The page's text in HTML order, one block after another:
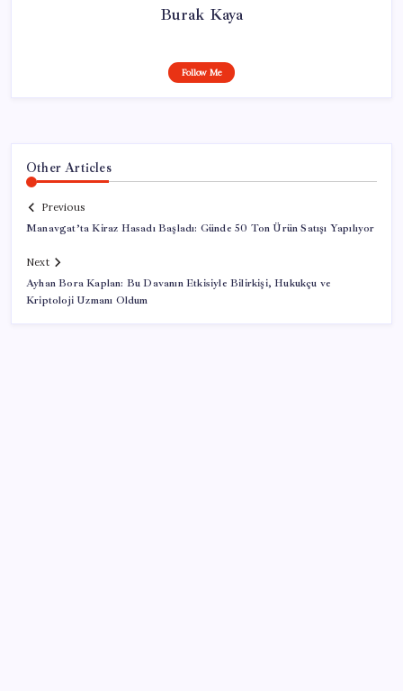
Burak Kaya
Follow Me
Other Articles
Previous
Manavgat’ta Kiraz Hasadı Başladı: Günde 50 Ton Ürün Satışı Yapılıyor
Next
Ayhan Bora Kaplan: Bu Davanın Etkisiyle Bilirkişi, Hukukçu ve
Kriptoloji Uzmanı Oldum